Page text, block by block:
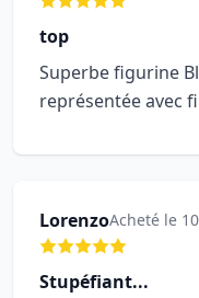
top
Superbe figurine
représentée avec
LorenzoAcheté le
Stupéfiant...